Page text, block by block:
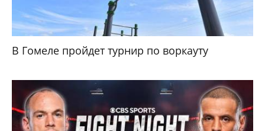
В Гомеле пройдет турнир по воркауту